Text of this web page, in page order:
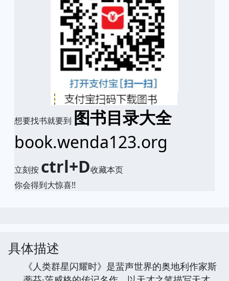
想要找书就要到 图书目录大全
book.wenda123.org
立刻按 ctrl+D收藏本页
你会得到大惊喜!!
具体描述
《人类群星闪耀时》是蜚声世界的奥地利作家斯